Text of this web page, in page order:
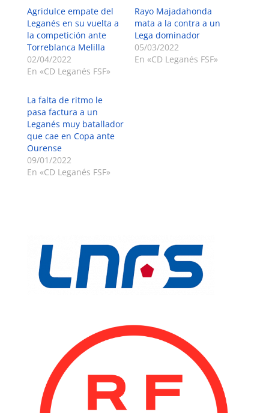
Agridulce empate del
Leganés en su vuelta a
la competición ante
Torreblanca Melilla
02/04/2022
En «CD Leganés FSF»
Rayo Majadahonda
mata a la contra a un
Lega dominador
05/03/2022
En «CD Leganés FSF»
La falta de ritmo le
pasa factura a un
Leganés muy batallador
que cae en Copa ante
Ourense
09/01/2022
En «CD Leganés FSF»